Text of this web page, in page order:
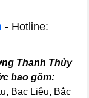
- Hotline:
Thanh Thủy
bao gồm:
Bạc Liêu, Bắc